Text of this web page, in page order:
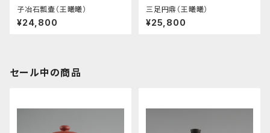
子冶石瓢壷（王曦曦）
¥24,800
三足円鼎（王曦曦）
¥25,800
セール中の商品